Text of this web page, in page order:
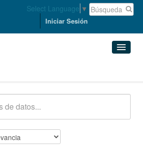
Select Language ▼
Iniciar Sesión